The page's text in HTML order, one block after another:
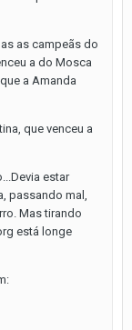
as campeãs do
a do Mosca
a Amanda
que venceu a
estar
passando mal,
Mas tirando
está longe